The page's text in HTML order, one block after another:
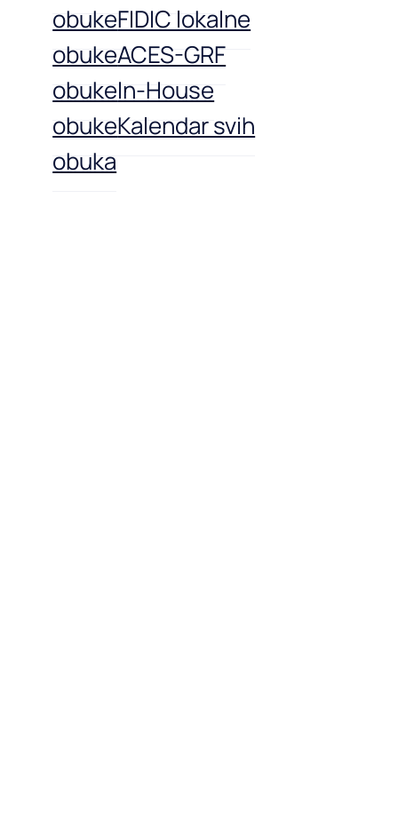
obukeFIDIC lokalne
obukeACES-GRF
obukeIn-House
obukeKalendar svih
obuka